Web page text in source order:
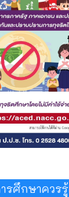
รศึกษาควรรู้